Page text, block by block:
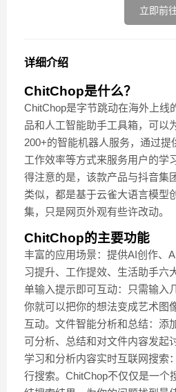
立即前
详细介绍
ChitChop是什么？
ChitChop是字节跳动在海外上线
品和人工智能助手工具箱，可以
200+的智能机器人服务，通过提
工作效率等方式来服务用户的学
得注意的是，该款产品与抖音集
类似，都是基于云雀大语言模型
集，只是网页外观有些许改动。
ChitChop的主要功能
丰富的应用场景：提供AI创作、
习提升、工作提效、生活助手六
单输入提示即可互动：只需输入
你就可以把你的想法变成艺术图
互动。文件智能分析和总结：添
可分析、总结和对文件内容发起
学习和分析内容实时互联网搜索
行搜索。ChitChop不仅仅是一个